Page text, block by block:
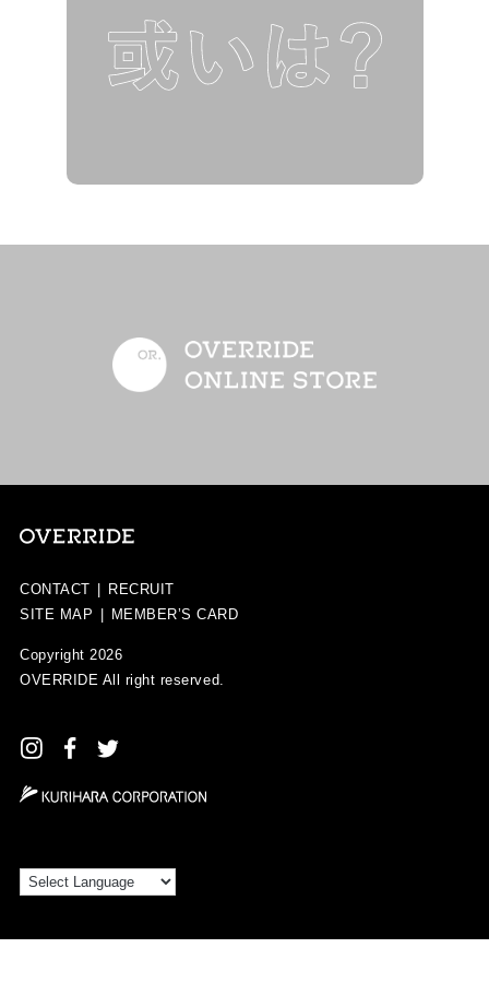
CONTACT
RECRUIT
SITE MAP
MEMBER’S CARD
Copyright 2026
OVERRIDE All right reserved.